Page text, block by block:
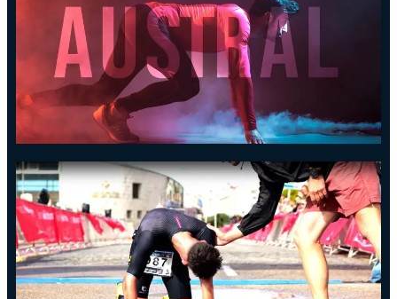
Alojamiento oficial del Triatlón
Ciudad de Santander
Haz click aquí
AUSTRAL
PATROCINADOR TÉCNICO DEL
TRIATLÓN CIUDAD DE SANTANDER
Haz click aquí